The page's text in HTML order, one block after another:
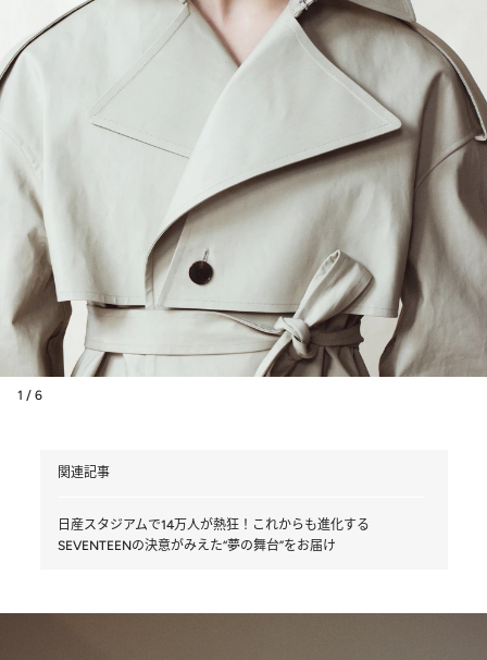
1 / 6
関連記事
日産スタジアムで14万人が熱狂！これからも進化する
SEVENTEENの決意がみえた“夢の舞台”をお届け